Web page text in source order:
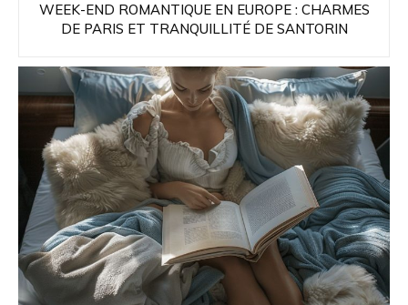
WEEK-END ROMANTIQUE EN EUROPE : CHARMES
DE PARIS ET TRANQUILLITÉ DE SANTORIN